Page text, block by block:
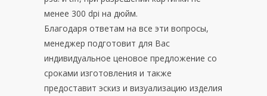
менее 300 dpi на дюйм.
Благодаря ответам на все эти вопросы,
менеджер подготовит для Вас
индивидуальное ценовое предложение со
сроками изготовления и также
предоставит эскиз и визуализацию изделия